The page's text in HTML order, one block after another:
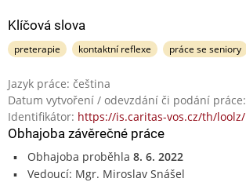
Klíčová slova
preterapie kontaktní reflexe práce se seniory
Jazyk práce: čeština
Datum vytvoření / odevzdání či podání
Identifikátor: https://is.caritas-vos.cz/th/loolz/
Obhajoba závěrečné práce
Obhajoba proběhla 8. 6. 2022
Vedoucí: Mgr. Miroslav Snášel